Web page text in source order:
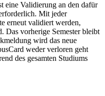
eine Validierung an den dafür
Mit jeder
erneut validiert werden,
vorherige Semester bleibt
wird das neue
weder verloren geht
des gesamten Studiums